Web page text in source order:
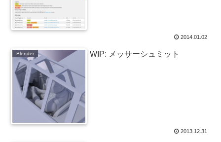
2014.01.02
Blender WIP: メッサーシュミット
2013.12.31